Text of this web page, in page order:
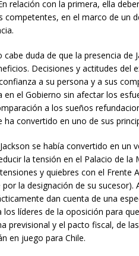
relación con la primera, ella
en el marco de un
duda de que la presencia de
Decisiones y actitudes del
a su persona y a sus
el Gobierno sin afectar los
a los sueños
convertido en uno de sus
se había convertido en un
la tensión en el Palacio de la
y quiebres con el Frente
la designación de su sucesor).
dan cuenta de una
líderes de la oposición para
previsional y el pacto fiscal, de
en juego para Chile.